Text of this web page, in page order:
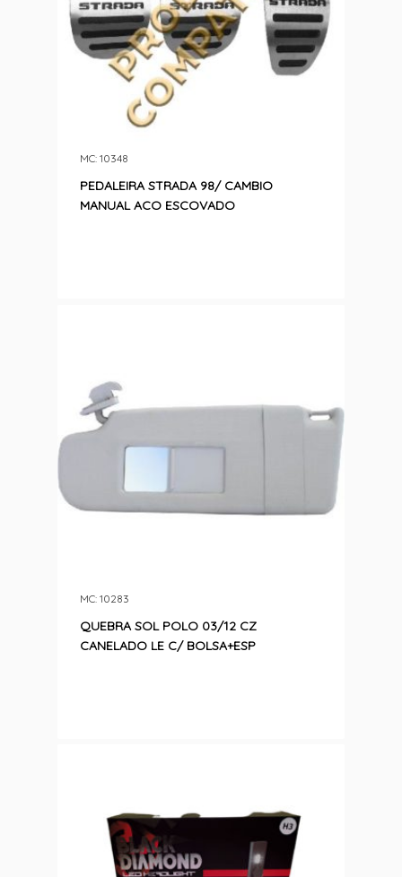
PEDALEIRA STRADA 98/ CAMBIO
MANUAL ACO ESCOVADO
MC: 10348
QUEBRA SOL POLO 03/12 CZ
CANELADO LE C/ BOLSA+ESP
MC: 10283